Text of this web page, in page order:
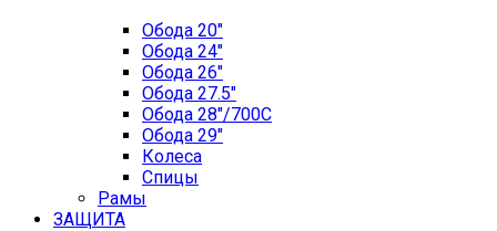
Обода 20"
Обода 24"
Обода 26"
Обода 27.5"
Обода 28"/700C
Обода 29"
Колеса
Спицы
Рамы
ЗАЩИТА